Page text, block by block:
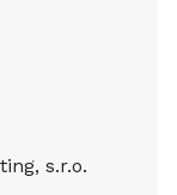
s.r.o.